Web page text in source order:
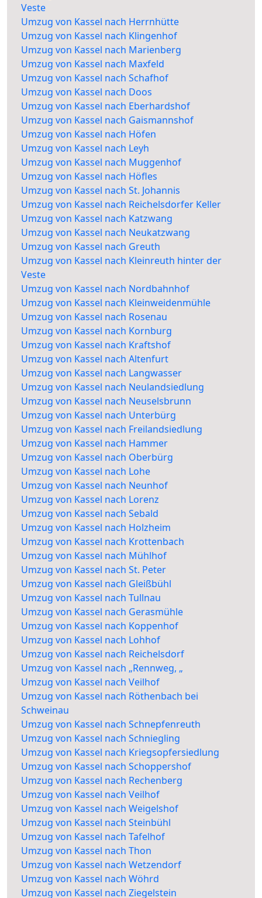
Veste
Umzug von Kassel nach Herrnhütte
Umzug von Kassel nach Klingenhof
Umzug von Kassel nach Marienberg
Umzug von Kassel nach Maxfeld
Umzug von Kassel nach Schafhof
Umzug von Kassel nach Doos
Umzug von Kassel nach Eberhardshof
Umzug von Kassel nach Gaismannshof
Umzug von Kassel nach Höfen
Umzug von Kassel nach Leyh
Umzug von Kassel nach Muggenhof
Umzug von Kassel nach Höfles
Umzug von Kassel nach St. Johannis
Umzug von Kassel nach Reichelsdorfer Keller
Umzug von Kassel nach Katzwang
Umzug von Kassel nach Neukatzwang
Umzug von Kassel nach Greuth
Umzug von Kassel nach Kleinreuth hinter der
Veste
Umzug von Kassel nach Nordbahnhof
Umzug von Kassel nach Kleinweidenmühle
Umzug von Kassel nach Rosenau
Umzug von Kassel nach Kornburg
Umzug von Kassel nach Kraftshof
Umzug von Kassel nach Altenfurt
Umzug von Kassel nach Langwasser
Umzug von Kassel nach Neulandsiedlung
Umzug von Kassel nach Neuselsbrunn
Umzug von Kassel nach Unterbürg
Umzug von Kassel nach Freilandsiedlung
Umzug von Kassel nach Hammer
Umzug von Kassel nach Oberbürg
Umzug von Kassel nach Lohe
Umzug von Kassel nach Neunhof
Umzug von Kassel nach Lorenz
Umzug von Kassel nach Sebald
Umzug von Kassel nach Holzheim
Umzug von Kassel nach Krottenbach
Umzug von Kassel nach Mühlhof
Umzug von Kassel nach St. Peter
Umzug von Kassel nach Gleißbühl
Umzug von Kassel nach Tullnau
Umzug von Kassel nach Gerasmühle
Umzug von Kassel nach Koppenhof
Umzug von Kassel nach Lohhof
Umzug von Kassel nach Reichelsdorf
Umzug von Kassel nach „Rennweg, „
Umzug von Kassel nach Veilhof
Umzug von Kassel nach Röthenbach bei
Schweinau
Umzug von Kassel nach Schnepfenreuth
Umzug von Kassel nach Schniegling
Umzug von Kassel nach Kriegsopfersiedlung
Umzug von Kassel nach Schoppershof
Umzug von Kassel nach Rechenberg
Umzug von Kassel nach Veilhof
Umzug von Kassel nach Weigelshof
Umzug von Kassel nach Steinbühl
Umzug von Kassel nach Tafelhof
Umzug von Kassel nach Thon
Umzug von Kassel nach Wetzendorf
Umzug von Kassel nach Wöhrd
Umzug von Kassel nach Ziegelstein